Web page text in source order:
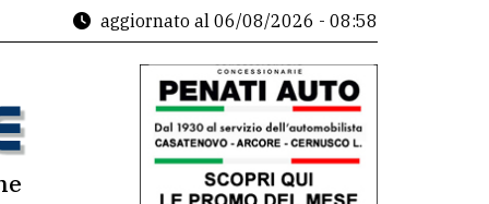
aggiornato al 06/08/2026 - 08:58